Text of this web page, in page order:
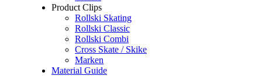
Product Clips
Rollski Skating
Rollski Classic
Rollski Combi
Cross Skate / Skike
Marken
Material Guide